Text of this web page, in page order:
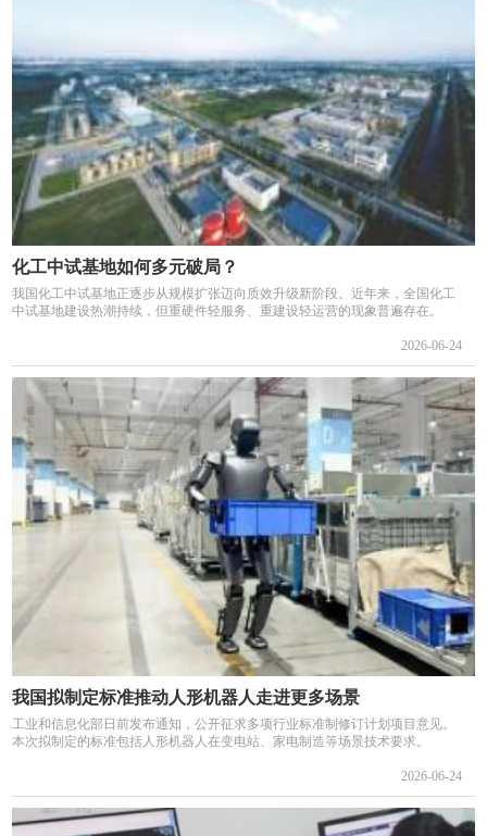
化工中试基地如何多元破局？
我国化工中试基地正逐步从规模扩张迈向质效升级新阶段。近年来，全国化工
中试基地建设热潮持续，但重硬件轻服务、重建设轻运营的现象普遍存在。
2026-06-24
我国拟制定标准推动人形机器人走进更多场景
工业和信息化部日前发布通知，公开征求多项行业标准制修订计划项目意见。
本次拟制定的标准包括人形机器人在变电站、家电制造等场景技术要求。
2026-06-24